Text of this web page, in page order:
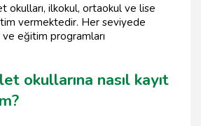
okulları, ilkokul, ortaokul ve lise
vermektedir. Her seviyede
eğitim programları
okullarına nasıl kayıt